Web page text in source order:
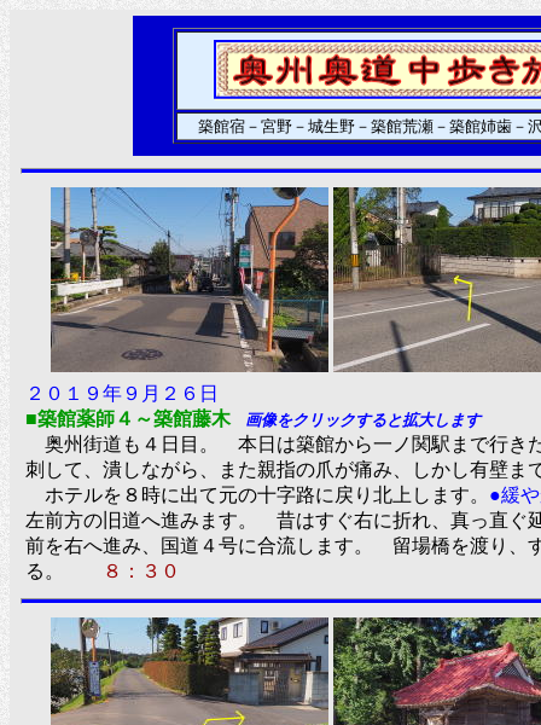
築館宿－宮野－城生野－築館荒瀬－築館姉歯－
２０１９年９月２６日
■築館薬師４～築館藤木
画像をクリックすると拡大します
奥州街道も４日目。 本日は築館から一ノ関駅まで行き
刺して、潰しながら、また親指の爪が痛み、しかし有壁
ホテルを８時に出て元の十字路に戻り北上します。 ●緩
左前方の旧道へ進みます。 昔はすぐ右に折れ、真っ直ぐ
前を右へ進み、国道４号に合流します。 留場橋を渡り、
る。
８：３０